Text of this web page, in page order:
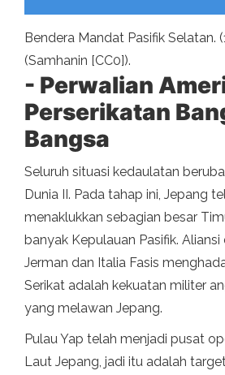
Bendera Mandat Pasifik Selatan.
(Samhanin [CC0]).
- Perwalian
Perserikatan
Bangsa
Seluruh situasi kedaulatan
Dunia II. Pada tahap ini, Jepang
menaklukkan sebagian besar
banyak Kepulauan Pasifik.
Jerman dan Italia Fasis
Serikat adalah kekuatan militer
yang melawan Jepang.
Pulau Yap telah menjadi pusat
Laut Jepang, jadi itu adalah